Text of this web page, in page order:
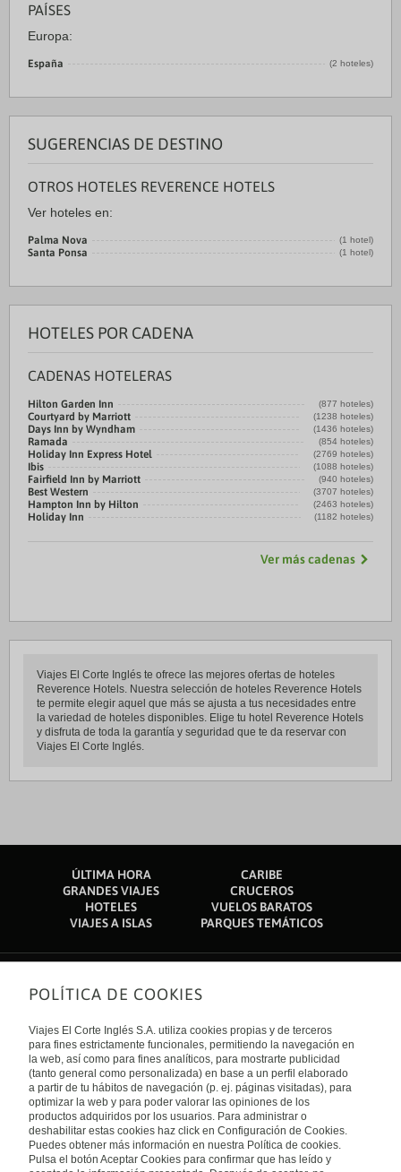
PAÍSES
Europa:
España (2 hoteles)
SUGERENCIAS DE DESTINO
OTROS HOTELES REVERENCE HOTELS
Ver hoteles en:
Palma Nova (1 hotel)
Santa Ponsa (1 hotel)
HOTELES POR CADENA
CADENAS HOTELERAS
Hilton Garden Inn (877 hoteles)
Courtyard by Marriott (1238 hoteles)
Days Inn by Wyndham (1436 hoteles)
Ramada (854 hoteles)
Holiday Inn Express Hotel (2769 hoteles)
Ibis (1088 hoteles)
Fairfield Inn by Marriott (940 hoteles)
Best Western (3707 hoteles)
Hampton Inn by Hilton (2463 hoteles)
Holiday Inn (1182 hoteles)
Ver más cadenas
Viajes El Corte Inglés te ofrece las mejores ofertas de hoteles
Reverence Hotels. Nuestra selección de hoteles Reverence Hotels
te permite elegir aquel que más se ajusta a tus necesidades entre
la variedad de hoteles disponibles. Elige tu hotel Reverence Hotels
y disfruta de toda la garantía y seguridad que te da reservar con
Viajes El Corte Inglés.
ÚLTIMA HORA
CARIBE
GRANDES VIAJES
CRUCEROS
HOTELES
VUELOS BARATOS
VIAJES A ISLAS
PARQUES TEMÁTICOS
Sobre nosotros
Quiénes somos
Financiación
Sostenibilidad
Turismo accesible
Tarjeta El Corte Inglés
Trabaja con nosotros
El Corte Inglés
Canal Ético
Enlaces de interés
Guías de viaje
Catálogos
Auto check-in
Condiciones Generales
Política de privacidad
Política de cookies
Accesibilidad
Internacional
España
POLÍTICA DE COOKIES
Viajes El Corte Inglés S.A. utiliza cookies propias y de terceros
para fines estrictamente funcionales, permitiendo la navegación en
la web, así como para fines analíticos, para mostrarte publicidad
(tanto general como personalizada) en base a un perfil elaborado
a partir de tu hábitos de navegación (p. ej. páginas visitadas), para
optimizar la web y para poder valorar las opiniones de los
productos adquiridos por los usuarios. Para administrar o
deshabilitar estas cookies haz click en Configuración de Cookies.
Puedes obtener más información en nuestra Política de cookies.
Pulsa el botón Aceptar Cookies para confirmar que has leído y